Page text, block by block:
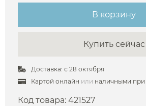
В корзину
Купить сейчас
Доставка: с 28 октября
Картой онлайн или наличными при
Код товара: 421527